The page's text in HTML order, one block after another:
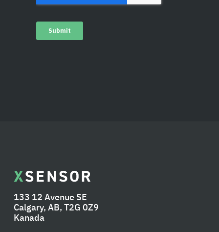
133 12 Avenue SE
Calgary, AB, T2G 0Z9
Kanada